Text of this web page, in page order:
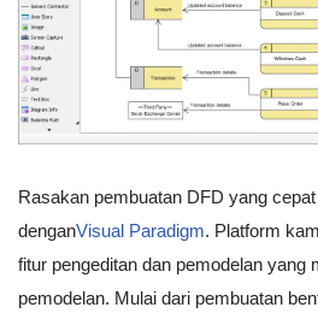
Rasakan pembuatan DFD yang
denganVisual Paradigm. Platform
fitur pengeditan dan pemodelan yang
pemodelan. Mulai dari pembuatan